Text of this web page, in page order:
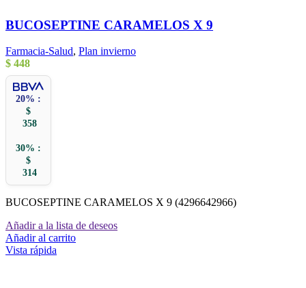
BUCOSEPTINE CARAMELOS X 9
Farmacia-Salud, Plan invierno
$ 448
20% :
$
358
30% :
$
314
BUCOSEPTINE CARAMELOS X 9 (4296642966)
Añadir a la lista de deseos
Añadir al carrito
Vista rápida